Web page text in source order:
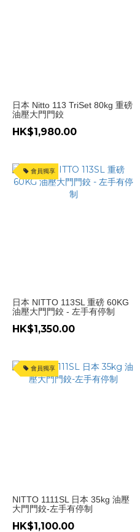
日本 Nitto 113 TriSet 80kg 重磅
油壓大門門鉸
HK$1,980.00
會員獨享
日本 NITTO 113SL 重磅 60KG
油壓大門門鉸 - 左手有停制
HK$1,350.00
會員獨享
NITTO 1111SL 日本 35kg 油壓
大門門鉸-左手有停制
HK$1,100.00